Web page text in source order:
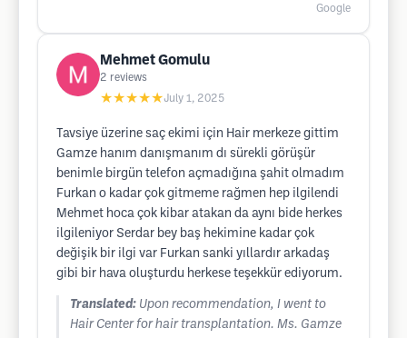
Google
Mehmet Gomulu
2 reviews
★★★★★July 1, 2025
Tavsiye üzerine saç ekimi için Hair merkeze gittim
Gamze hanım danışmanım dı sürekli görüşür
benimle birgün telefon açmadığına şahit olmadım
Furkan o kadar çok gitmeme rağmen hep ilgilendi
Mehmet hoca çok kibar atakan da aynı bide herkes
ilgileniyor Serdar bey baş hekimine kadar çok
değişik bir ilgi var Furkan sanki yıllardır arkadaş
gibi bir hava oluşturdu herkese teşekkür ediyorum.
Translated: Upon recommendation, I went to
Hair Center for hair transplantation. Ms. Gamze